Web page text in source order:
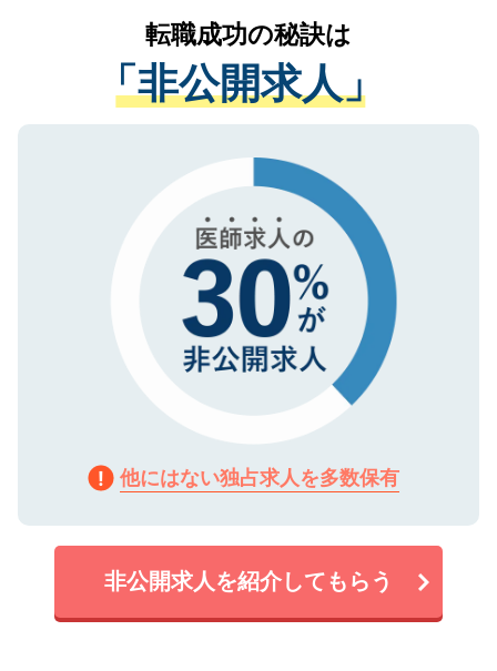
は、個人情報の取り扱いについての厳密な
管理基準を満たした事業者のみに付与され
る、プライバシーマークを取得済みです。
で、機密保持に関してもご安心ください。
かがいして、現在の医療機関の状況や紹介
経験をまじえながら、適切なアドバイスを
させていただきます。すぐにご転職をされ
ない方には、長期的なサポートが可能です
ので、まずはご登録ください。
転職成功の秘訣は
「非公開求人」
他にはない独占求人を多数保有
非公開求人を紹介してもらう